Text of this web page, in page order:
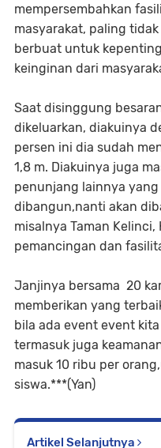
mempersembahkan
masyarakat, paling
berbuat untuk
keinginan dari
Saat disinggung
dikeluarkan, diakuinya
persen ini dia sudah
1,8 m. Diakuinya juga
penunjang lainnya
dibangun,nanti akan
misalnya Taman Kelinci,
pemancingan dan
Janjinya bersama 20
memberikan yang
bila ada event event
termasuk juga
masuk 10 ribu per
siswa.***(Yan)
Artikel Selanjutnya